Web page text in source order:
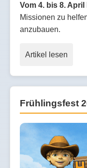
Vom 4. bis 8. April
Missionen zu
anzubauen.
Artikel lesen
Frühlingsfest